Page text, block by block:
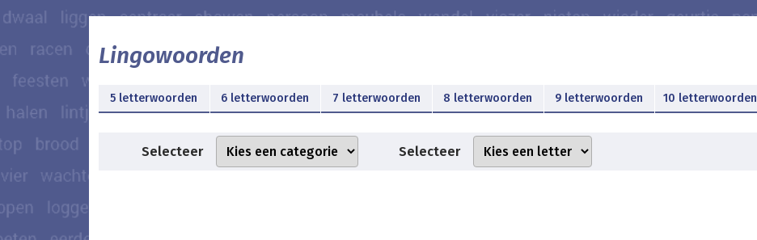
Lingowoorden
5 letterwoorden 6 letterwoorden 7 letterwoorden 8 letterwoorden 9 letterwoorden 10 letterwoorden
Selecteer Selecteer